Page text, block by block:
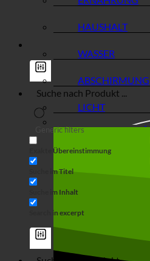
Generic filters
Exakte Übereinstimmung
Suche im Titel
Suche im Inhalt
Search in excerpt
HAUSHALT
WASSER
ABSCHIRMUNG
LICHT